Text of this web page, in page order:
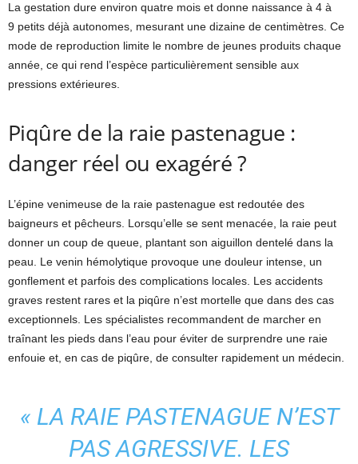
La gestation dure environ quatre mois et donne naissance à 4 à
9 petits déjà autonomes, mesurant une dizaine de centimètres. Ce
mode de reproduction limite le nombre de jeunes produits chaque
année, ce qui rend l’espèce particulièrement sensible aux
pressions extérieures.
Piqûre de la raie pastenague :
danger réel ou exagéré ?
L’épine venimeuse de la raie pastenague est redoutée des
baigneurs et pêcheurs. Lorsqu’elle se sent menacée, la raie peut
donner un coup de queue, plantant son aiguillon dentelé dans la
peau. Le venin hémolytique provoque une douleur intense, un
gonflement et parfois des complications locales. Les accidents
graves restent rares et la piqûre n’est mortelle que dans des cas
exceptionnels. Les spécialistes recommandent de marcher en
traînant les pieds dans l’eau pour éviter de surprendre une raie
enfouie et, en cas de piqûre, de consulter rapidement un médecin.
« LA RAIE PASTENAGUE N’EST
PAS AGRESSIVE. LES